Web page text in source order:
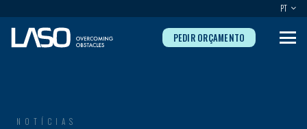
PT
PEDIR ORÇAMENTO
NOTÍCIAS